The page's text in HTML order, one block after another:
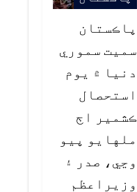
پاڪستان
سميت سموري
دنيا ۾ يوم
استحصال
ڪشمير اڄ
ملهايو پيو
وڃي، صدر ۽
وزيراعظم